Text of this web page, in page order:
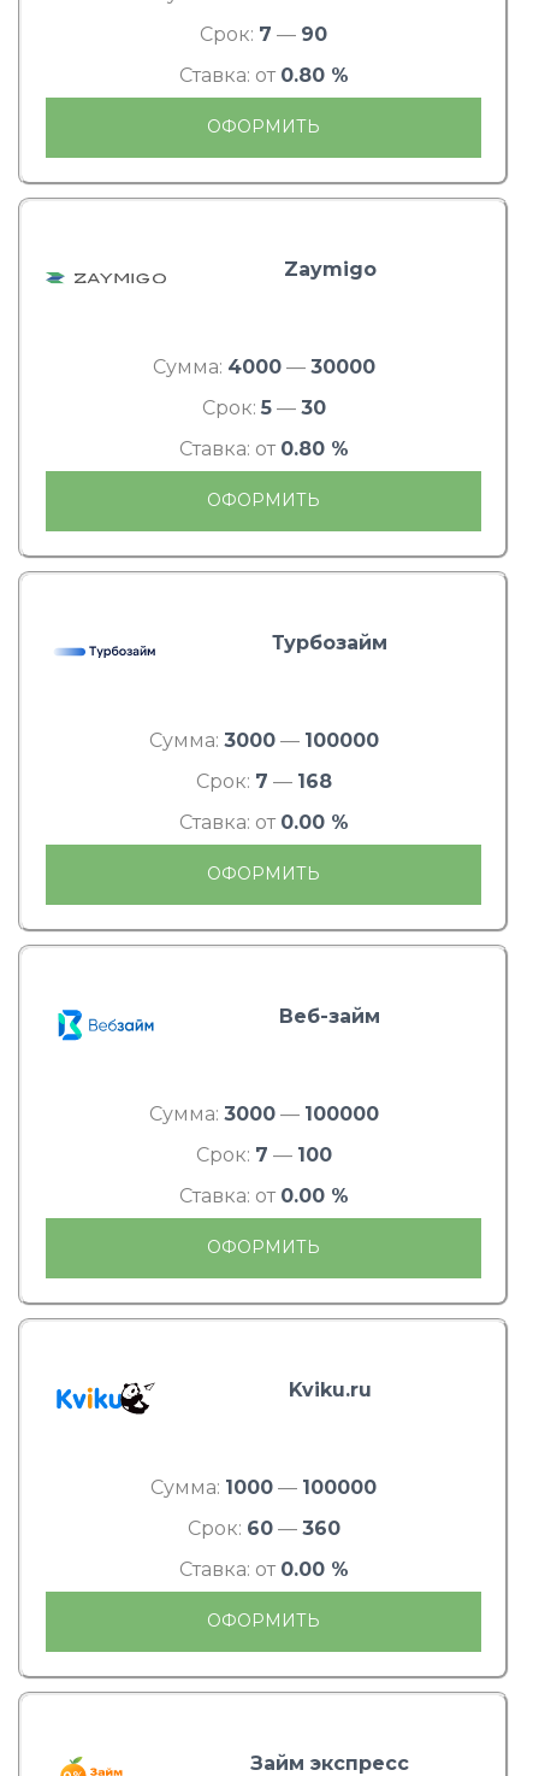
Срок: 7 — 90
Ставка: от 0.80 %
ОФОРМИТЬ
Zaymigo
Сумма: 4000— 30000
Срок: 5— 30
Ставка: от 0.80 %
ОФОРМИТЬ
Турбозайм
Сумма: 3000— 100000
Срок: 7 — 168
Ставка: от 0.00 %
ОФОРМИТЬ
Веб-займ
Сумма: 3000— 100000
Срок: 7 — 100
Ставка: от 0.00 %
ОФОРМИТЬ
Kviku.ru
Сумма: 1000 — 100000
Срок: 60— 360
Ставка: от 0.00 %
ОФОРМИТЬ
Займ экспресс